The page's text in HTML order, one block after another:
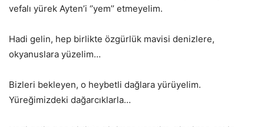
vefalı yürek Ayten’i ‘’yem’’ etmeyelim.
Hadi gelin, hep birlikte özgürlük mavisi denizlere,
okyanuslara yüzelim…
Bizleri bekleyen, o heybetli dağlara yürüyelim.
Yüreğimizdeki dağarcıklarla…